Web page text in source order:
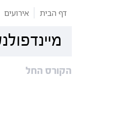
דף הבית אירועים
הקורס החל